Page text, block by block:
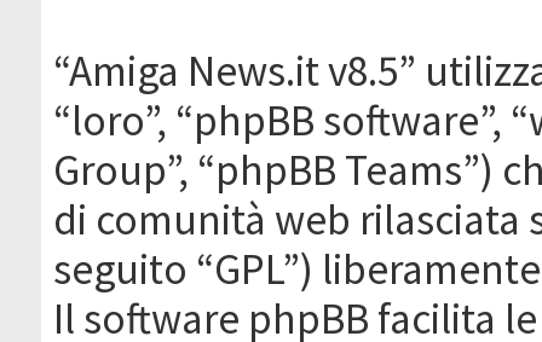
“Amiga News.it v8.5”
“loro”, “phpBB software”,
Group”, “phpBB Teams”)
di comunità web rilasciata
seguito “GPL”)
Il software phpBB facilita